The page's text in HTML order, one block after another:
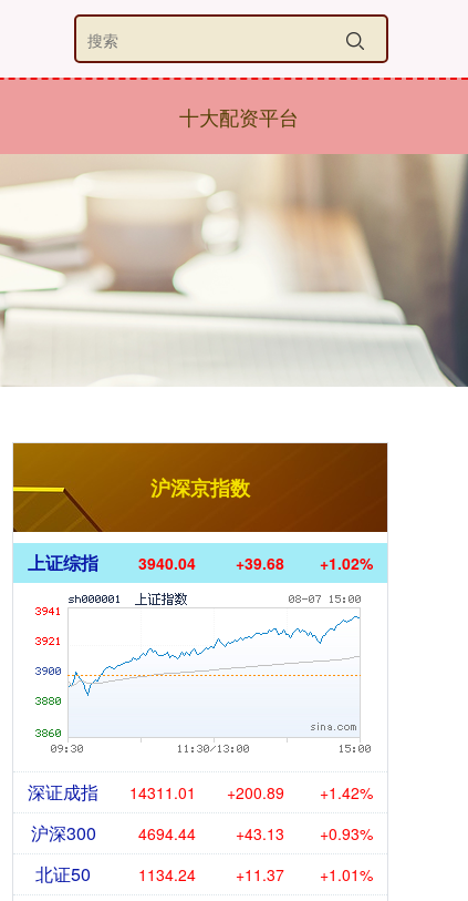
十大配资平台
沪深京指数
上证综指 3940.04 +39.68 +1.02%
深证成指 14311.01 +200.89 +1.42%
沪深300 4694.44 +43.13 +0.93%
北证50 1134.24 +11.37 +1.01%